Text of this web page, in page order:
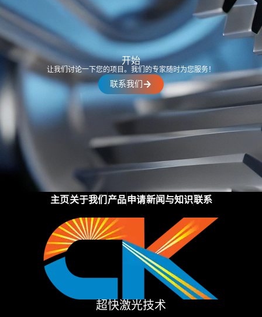
开始
让我们讨论一下您的项目。我们的专家随时为您服务！
联系我们
主页关于我们 产品申请新闻与知识联系
超快激光技术